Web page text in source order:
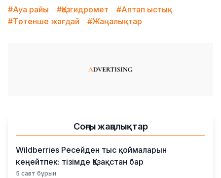
#Ауа райы #Қазгидромет
#Аптап ыстық
#Төтенше жағдай
#Жаңалықтар
Соңғы жаңалықтар
Wildberries Ресейден тыс қоймаларын
кеңейтпек: тізімде Қазақстан бар
5 сағат бұрын